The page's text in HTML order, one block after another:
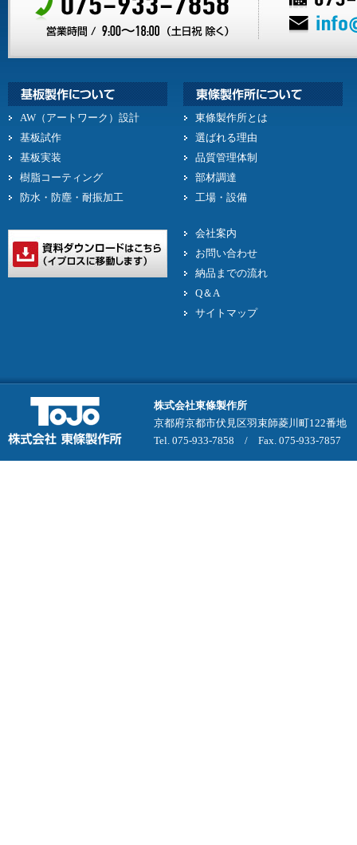
AW（アートワーク）設計
基板試作
基板実装
樹脂コーティング
防水・防塵・耐振加工
東條製作所とは
選ばれる理由
品質管理体制
部材調達
工場・設備
会社案内
お問い合わせ
納品までの流れ
Q＆A
サイトマップ
株式会社東條製作所
京都府京都市伏見区羽束師菱川町122番地
Tel. 075-933-7858 / Fax. 075-933-7857